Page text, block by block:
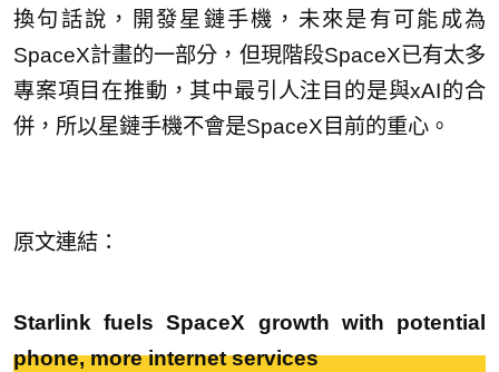
換句話說，開發星鏈手機，未來是有可能成為
SpaceX計畫的一部分，但現階段SpaceX已有太多
專案項目在推動，其中最引人注目的是與xAI的合
併，所以星鏈手機不會是SpaceX目前的重心。
原文連結：
Starlink fuels SpaceX growth with potential
phone, more internet services